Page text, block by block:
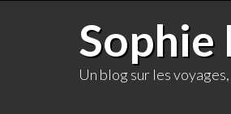
Sophie
Un blog sur les